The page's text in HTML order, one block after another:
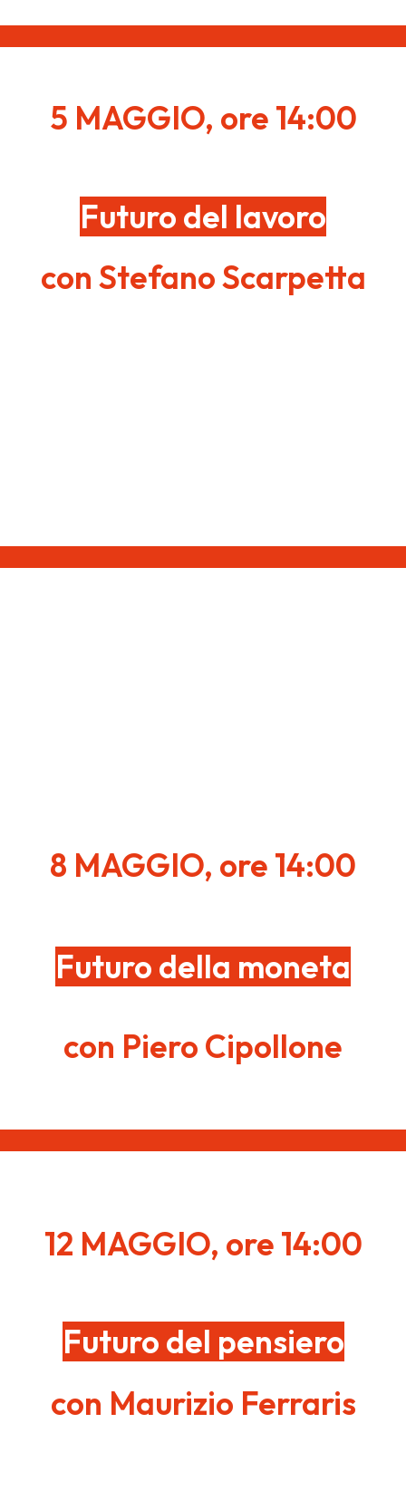
5 MAGGIO, ore 14:00
Futuro del lavoro
con Stefano Scarpetta
8 MAGGIO, ore 14:00
Futuro della moneta
con Piero Cipollone
12 MAGGIO, ore 14:00
Futuro del pensiero
con Maurizio Ferraris